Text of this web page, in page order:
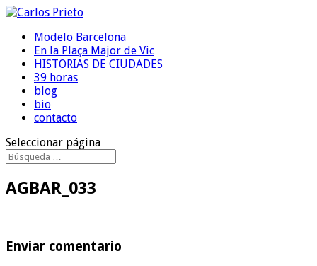
Modelo Barcelona
En la Plaça Major de Vic
HISTORIAS DE CIUDADES
39 horas
blog
bio
contacto
Seleccionar página
AGBAR_033
Enviar comentario